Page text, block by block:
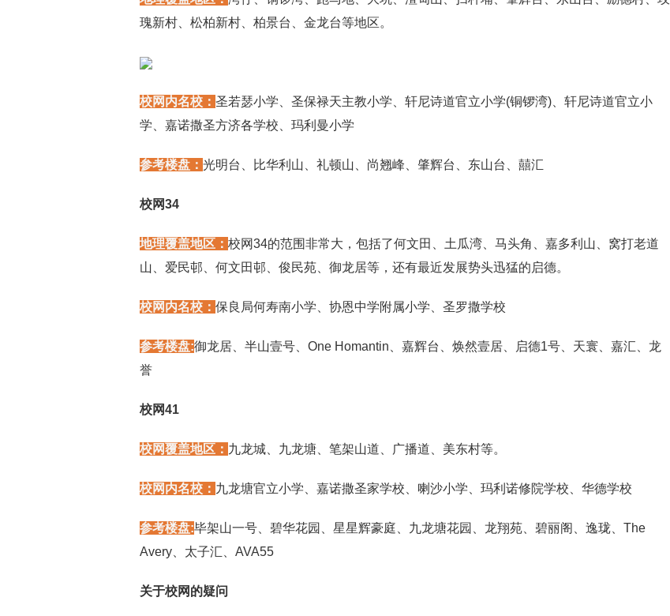
瑰新村、松柏新村、柏景台、金龙台等地区。
校网内名校： 圣若瑟小学、圣保禄天主教小学、轩尼诗道官立小学(铜锣湾)、轩尼诗道官立小
学、嘉诺撒圣方济各学校、玛利曼小学
参考楼盘： 光明台、比华利山、礼顿山、尚翘峰、肇辉台、东山台、囍汇
校网34
地理覆盖地区： 校网34的范围非常大，包括了何文田、土瓜湾、马头角、嘉多利山、窝打老道
山、爱民邨、何文田邨、俊民苑、御龙居等，还有最近发展势头迅猛的启德。
校网内名校： 保良局何寿南小学、协恩中学附属小学、圣罗撒学校
参考楼盘:御龙居、半山壹号、One Homantin、嘉辉台、焕然壹居、启德1号、天寰、嘉汇、龙
誉
校网41
校网覆盖地区： 九龙城、九龙塘、笔架山道、广播道、美东村等。
校网内名校： 九龙塘官立小学、嘉诺撒圣家学校、喇沙小学、玛利诺修院学校、华德学校
参考楼盘:毕架山一号、碧华花园、星星辉豪庭、九龙塘花园、龙翔苑、碧丽阁、逸珑、The
Avery、太子汇、AVA55
关于校网的疑问